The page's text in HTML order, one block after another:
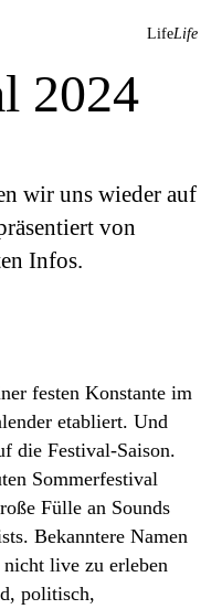
LifeLife
2024
wir uns wieder auf
von
Infos.
festen Konstante im
etabliert. Und
die Festival-Saison.
Sommerfestival
Fülle an Sounds
Bekanntere Namen
live zu erleben
politisch,